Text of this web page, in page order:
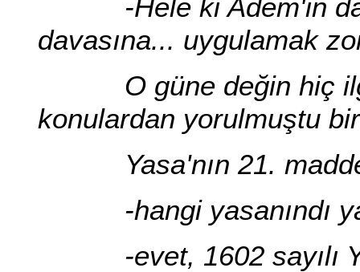
-Hele ki Adem'in
davasına... uygulamak
O güne değin hiç
konulardan yorulmuştu
Yasa'nın 21.
-hangi yasanındı
-evet, 1602 sayılı